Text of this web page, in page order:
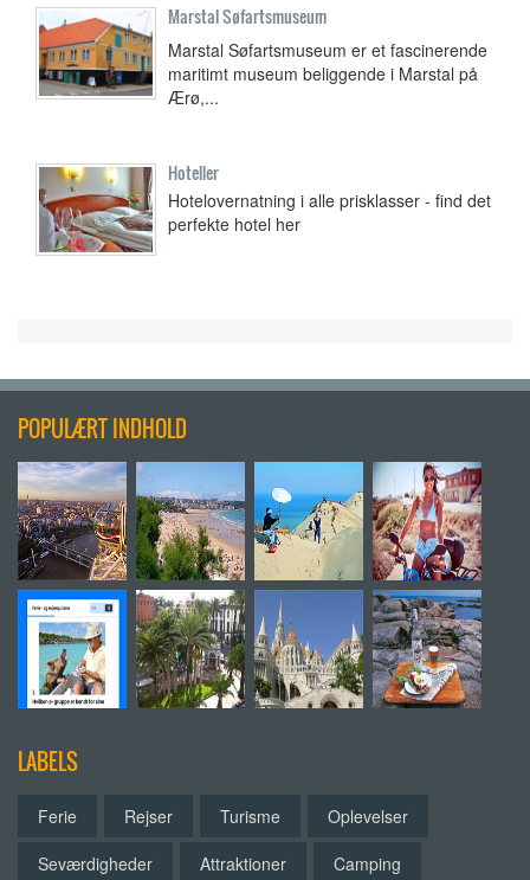
Marstal Søfartsmuseum
Marstal Søfartsmuseum er et fascinerende
maritimt museum beliggende i Marstal på
Ærø,...
Hoteller
Hotelovernatning i alle prisklasser - find det
perfekte hotel her
POPULÆRT INDHOLD
LABELS
Ferie Rejser Turisme
Oplevelser
Seværdigheder
Attraktioner Camping